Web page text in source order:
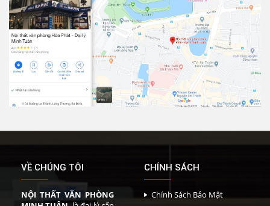
VỀ CHÚNG TÔI
NỘI THẤT VĂN PHÒNG
CHÍNH SÁCH
Chính Sách Bảo Mật